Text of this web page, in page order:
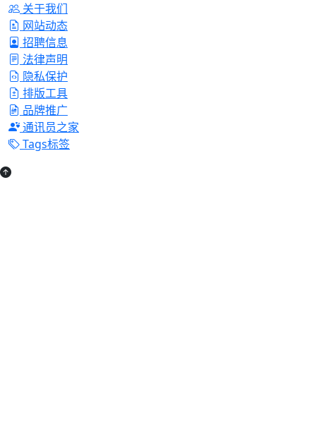
关于我们
网站动态
招聘信息
法律声明
隐私保护
排版工具
品牌推广
通讯员之家
Tags标签